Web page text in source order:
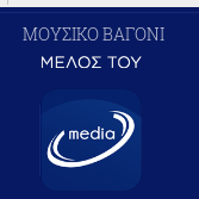
ΜΟΥΣΙΚΟ ΒΑΓΟΝΙ